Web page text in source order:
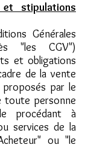
stipulations
Générales
"les CGV")
et obligations
de la vente
par le
toute personne
procédant à
services de la
ou "le